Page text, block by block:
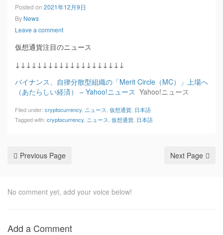
Posted on 2021年12月9日
By News
Leave a comment
仮想通貨注目のニュース
↓↓↓↓↓↓↓↓↓↓↓↓↓↓↓↓↓↓↓↓
バイナンス、自律分散型組織の「Merit Circle（MC）」上場へ
（あたらしい経済） – Yahoo!ニュース Yahoo!ニュース
Filed under: cryptocurrency ニュース 仮想通貨 日本語
Tagged with: cryptocurrency ニュース 仮想通貨 日本語
Previous Page Next Page
No comment yet, add your voice below!
Add a Comment